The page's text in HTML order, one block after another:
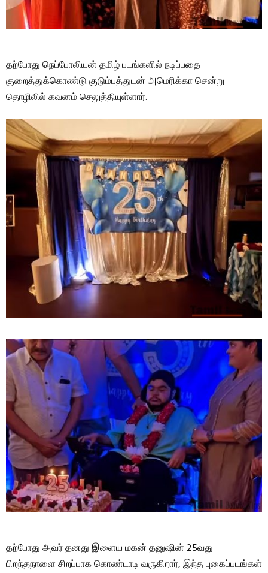
தற்போது நெப்போலியன் தமிழ் படங்களில் நடிப்பதை
குறைத்துக்கொண்டு குடும்பத்துடன் அமெரிக்கா சென்று
தொழிலில் கவனம் செலுத்தியுள்ளார்.
தற்போது அவர் தனது இளைய மகன் தனுஷின் 25வது
பிறந்தநாளை சிறப்பாக கொண்டாடி வருகிறார், இந்த புகைப்படங்கள்